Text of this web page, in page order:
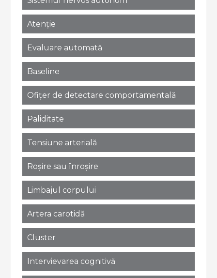
Atenție
Evaluare automată
Baseline
Ofițer de detectare comportamentală
Paliditate
Tensiune arterială
Roșire sau înroșire
Limbajul corpului
Artera carotidă
Cluster
Intervievarea cognitivă